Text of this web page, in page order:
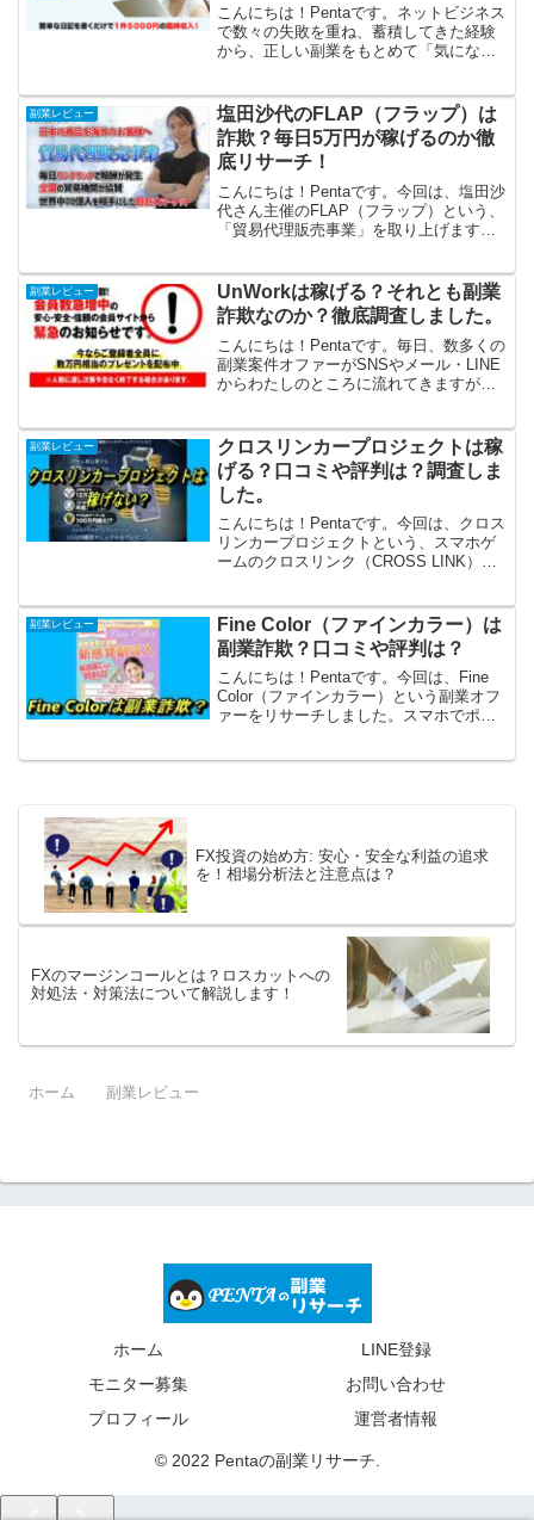
こんにちは！Pentaです。ネットビジネス
で数々の失敗を重ね、蓄積してきた経験
から、正しい副業をもとめて「気になる
「Dairy(ダイアリー)」という案件です。
【ス...
副業レビュー
塩田沙代のFLAP（フラップ）は
詐欺？毎日5万円が稼げるのか徹
底リサーチ！
こんにちは！Pentaです。今回は、塩田沙
代さん主催のFLAP（フラップ）という、
「貿易代理販売事業」を取り上げます。
が、ほんとうでしょうか。さっそく徹底
リサーチし...
副業レビュー
UnWorkは稼げる？それとも副業
詐欺なのか？徹底調査しました。
こんにちは！Pentaです。毎日、数多くの
副業案件オファーがSNSやメール・LINE
からわたしのところに流れてきますが、
「無料」という魅力的なオファーにつ
い、つられてしま...
副業レビュー
クロスリンカープロジェクトは稼
げる？口コミや評判は？調査しま
した。
こんにちは！Pentaです。今回は、クロス
リンカープロジェクトという、スマホゲ
ームのクロスリンク（CROSS LINK）を
されたブロックチェーンゲームですが、
このプ...
副業レビュー
Fine Color（ファインカラー）は
副業詐欺？口コミや評判は？
こんにちは！Pentaです。今回は、Fine
Color（ファインカラー）という副業オフ
ァーをリサーチしました。スマホでポチ
FX投資の始め方: 安心・安全な利益の追求
を！相場分析法と注意点は？
FXのマージンコールとは？ロスカットへの
対処法・対策法について解説します！
ホーム 副業レビュー
ホーム
LINE登録
モニター募集
お問い合わせ
プロフィール
運営者情報
© 2022 Pentaの副業リサーチ.